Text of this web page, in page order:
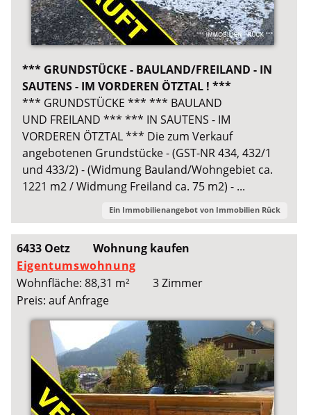
*** GRUNDSTÜCKE - BAULAND/FREILAND - IN
SAUTENS - IM VORDEREN ÖTZTAL ! ***
*** GRUNDSTÜCKE *** *** BAULAND
UND FREILAND *** *** IN SAUTENS - IM
VORDEREN ÖTZTAL *** Die zum Verkauf
angebotenen Grundstücke - (GST-NR 434, 432/1
und 433/2) - (Widmung Bauland/Wohngebiet ca.
1221 m2 / Widmung Freiland ca. 75 m2) - ...
Ein Immobilienangebot von Immobilien Rück
6433 Oetz
Wohnung kaufen
Eigentumswohnung
Wohnfläche: 88,31 m²
3 Zimmer
Preis: auf Anfrage